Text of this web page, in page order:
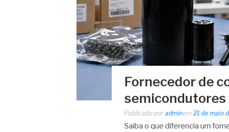
Fornecedor de
Publicado por adminem 21 de maio
Saiba o que diferencia um